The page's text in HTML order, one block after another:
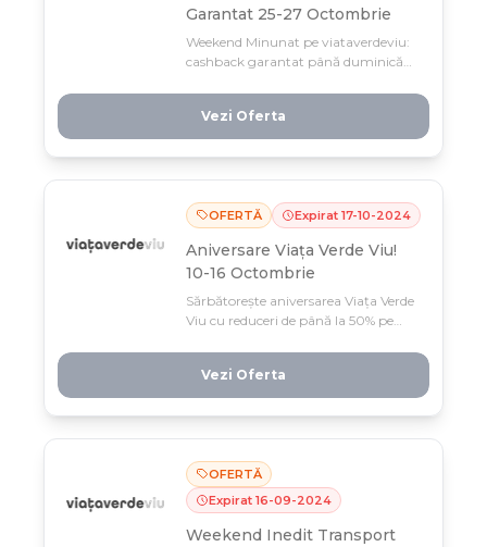
Garantat 25-27 Octombrie
Weekend Minunat pe viataverdeviu:
cashback garantat până duminică
oferta limitată la doar trei zile și
economisește la fiecare cumpărătură!
Vezi Oferta
OFERTĂ Expirat 17-10-2024
Aniversare Viața Verde Viu!
10-16 Octombrie
Sărbătorește aniversarea Viața Verde
Viu cu reduceri de până la 50% pe
limitată și alege din selecția special
pregătită pentru această festivitate.
Vezi Oferta
OFERTĂ
Expirat 16-09-2024
Weekend Inedit Transport